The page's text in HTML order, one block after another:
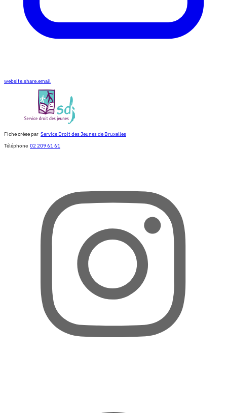
website.share.email
Fiche créee par Service Droit des Jeunes de Bruxelles
Téléphone 02 209 61 61